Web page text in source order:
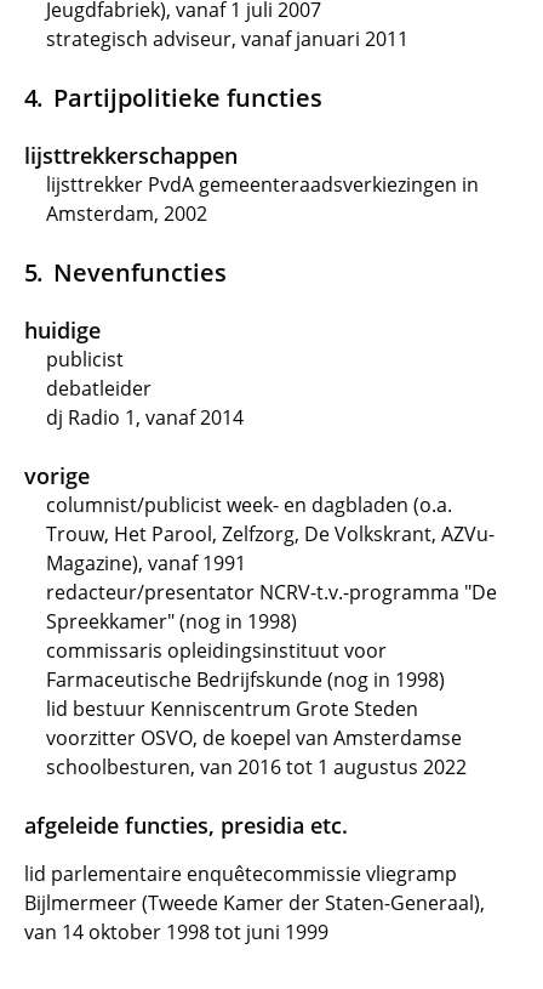
Jeugdfabriek), vanaf 1 juli 2007
strategisch adviseur, vanaf januari 2011
Partijpolitieke functies
lijsttrekkerschappen
lijsttrekker PvdA gemeenteraadsverkiezingen in
Amsterdam, 2002
Nevenfuncties
huidige
publicist
debatleider
dj Radio 1, vanaf 2014
vorige
columnist/publicist week- en dagbladen (o.a.
Trouw, Het Parool, Zelfzorg, De Volkskrant, AZVu-
Magazine), vanaf 1991
redacteur/presentator NCRV-t.v.-programma "De
Spreekkamer" (nog in 1998)
commissaris opleidingsinstituut voor
Farmaceutische Bedrijfskunde (nog in 1998)
lid bestuur Kenniscentrum Grote Steden
voorzitter OSVO, de koepel van Amsterdamse
schoolbesturen, van 2016 tot 1 augustus 2022
afgeleide functies, presidia etc.
lid parlementaire enquêtecommissie vliegramp
Bijlmermeer (Tweede Kamer der Staten-Generaal),
van 14 oktober 1998 tot juni 1999